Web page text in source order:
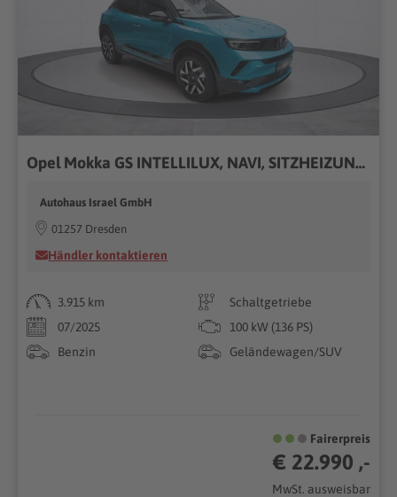
Opel Mokka GS INTELLILUX, NAVI, SITZHEIZUNG, 2x PDC
Autohaus Israel GmbH
01257 Dresden
Händler kontaktieren
3.915 km
Schaltgetriebe
07/2025
100 kW (136 PS)
Benzin
Geländewagen/SUV
Fairerpreis
€ 22.990 ,-
MwSt. ausweisbar